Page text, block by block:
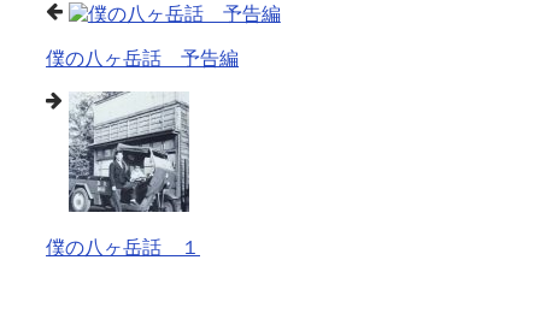
僕の八ヶ岳話 予告編
僕の八ヶ岳話 １